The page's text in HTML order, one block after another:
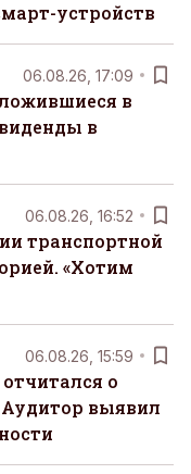
устройств
06.08.26, 17:09
в
в
06.08.26, 16:52
транспортной
«Хотим
06.08.26, 15:59
о
выявил